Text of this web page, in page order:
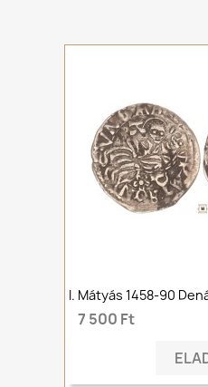
I. Mátyás 1458-90
7 500 Ft